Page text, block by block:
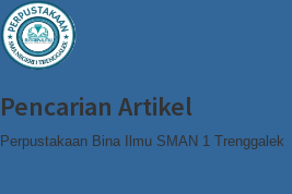
Pencarian Artikel
Perpustakaan Bina Ilmu SMAN 1 Trenggalek